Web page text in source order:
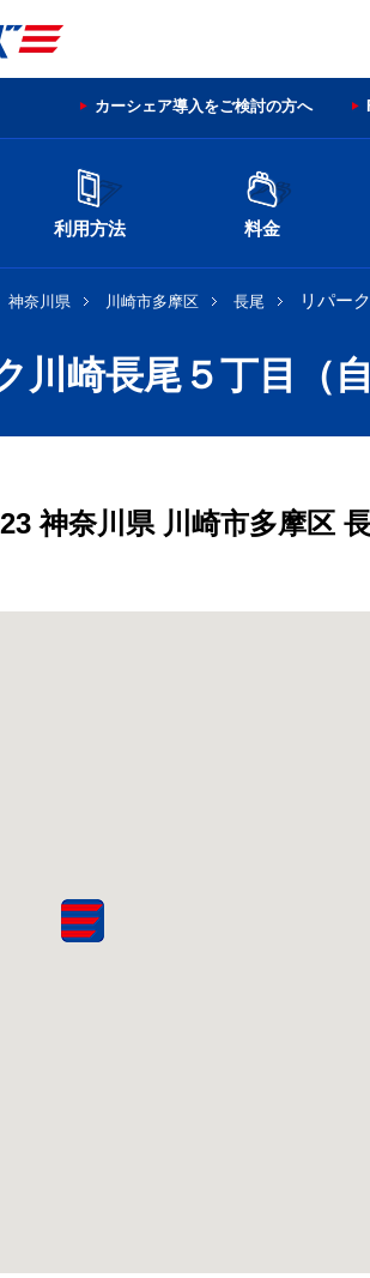
カーシェア導入をご検討の方へ
利用方法 料金
神奈川県 川崎市多摩区 長尾 リパー
川崎長尾５丁目（自
神奈川県 川崎市多摩区